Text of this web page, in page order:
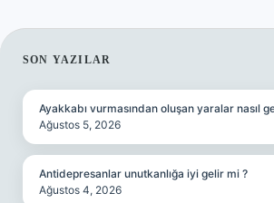
SIDEBAR
SON YAZILAR
Ayakkabı vurmasından oluşan yaralar nasıl
Ağustos 5, 2026
Antidepresanlar unutkanlığa iyi gelir mi ?
Ağustos 4, 2026